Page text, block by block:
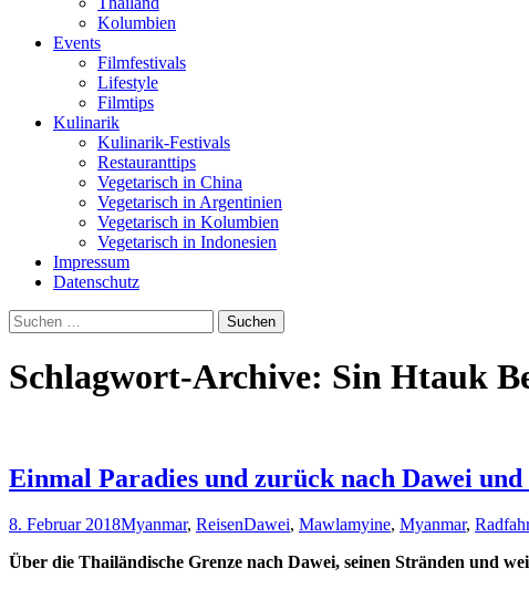
Kolumbien
Events
Filmfestivals
Lifestyle
Filmtips
Kulinarik
Kulinarik-Festivals
Restauranttips
Vegetarisch in China
Vegetarisch in Argentinien
Vegetarisch in Kolumbien
Vegetarisch in Indonesien
Impressum
Datenschutz
Suchen
nach:
Schlagwort-Archive: Sin Htauk
Einmal Paradies und zurück nach Dawei
8. Februar 2018Myanmar, ReisenDawei, Mawlamyine, Myanmar,
Über die Thailändische Grenze nach Dawei, seinen Stränden und